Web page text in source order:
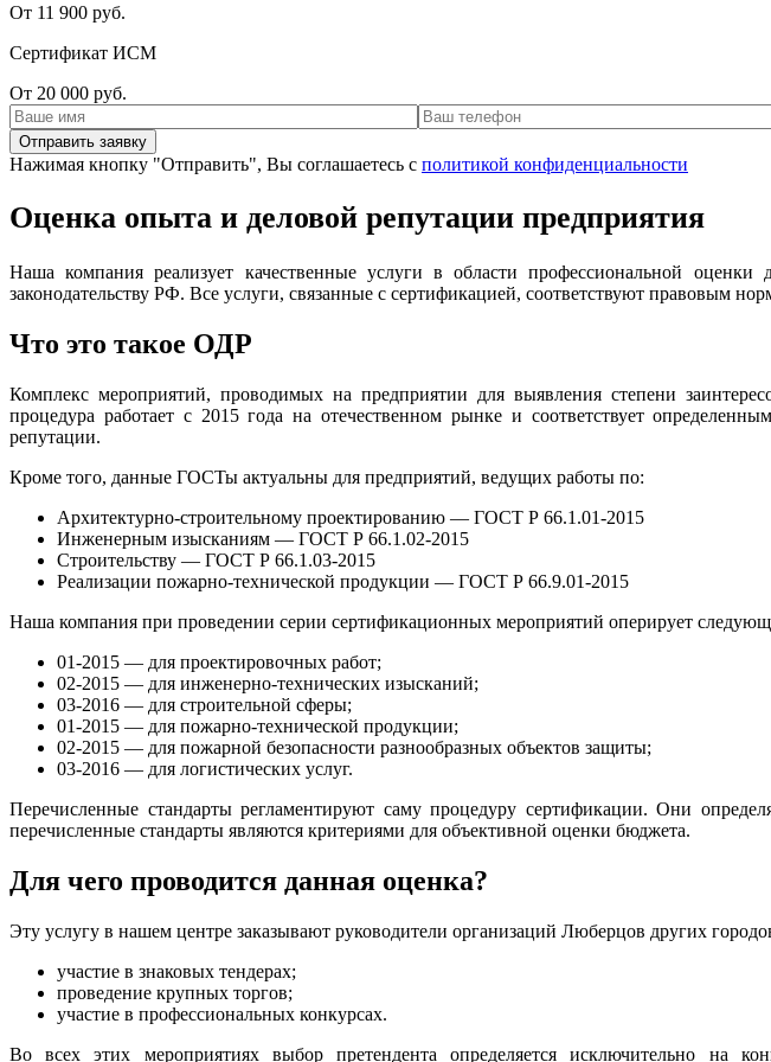
От 11 900 руб.
Сертификат ИСМ
От 20 000 руб.
Нажимая кнопку "Отправить", Вы соглашаетесь с политикой конфиденциальности
Оценка опыта и деловой репутации предприятия
Наша компания реализует качественные услуги в области профессиональной
законодательству РФ. Все услуги, связанные с сертификацией, соответствуют правовым
Что это такое ОДР
Комплекс мероприятий, проводимых на предприятии для выявления степени
процедура работает с 2015 года на отечественном рынке и соответствует
репутации.
Кроме того, данные ГОСТы актуальны для предприятий, ведущих работы по:
Архитектурно-строительному проектированию — ГОСТ Р 66.1.01-2015
Инженерным изысканиям — ГОСТ Р 66.1.02-2015
Строительству — ГОСТ Р 66.1.03-2015
Реализации пожарно-технической продукции — ГОСТ Р 66.9.01-2015
Наша компания при проведении серии сертификационных мероприятий оперирует
01-2015 — для проектировочных работ;
02-2015 — для инженерно-технических изысканий;
03-2016 — для строительной сферы;
01-2015 — для пожарно-технической продукции;
02-2015 — для пожарной безопасности разнообразных объектов защиты;
03-2016 — для логистических услуг.
Перечисленные стандарты регламентируют саму процедуру сертификации. Они
перечисленные стандарты являются критериями для объективной оценки бюджета.
Для чего проводится данная оценка?
Эту услугу в нашем центре заказывают руководители организаций Люберцов других
участие в знаковых тендерах;
проведение крупных торгов;
участие в профессиональных конкурсах.
Во всех этих мероприятиях выбор претендента определяется исключительно на